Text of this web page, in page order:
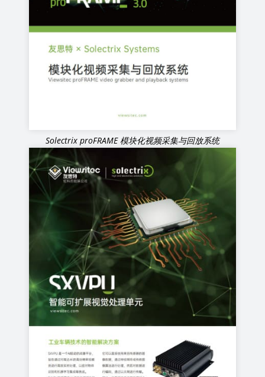
Solectrix proFRAME 模块化视频采集与回放系统